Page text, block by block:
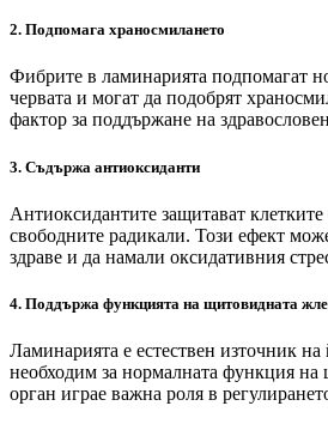
2. Подпомага храносмилането
Фибрите в ламинарията подпомагат
червата и могат да подобрят
фактор за поддържане на
3. Съдържа антиоксиданти
Антиоксидантите защитават клетките
свободните радикали. Този ефект
здраве и да намали оксидативния
4. Поддържа функцията на щитовидната
Ламинарията е естествен източник
необходим за нормалната функция на
орган играе важна роля в